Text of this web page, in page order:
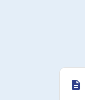
description